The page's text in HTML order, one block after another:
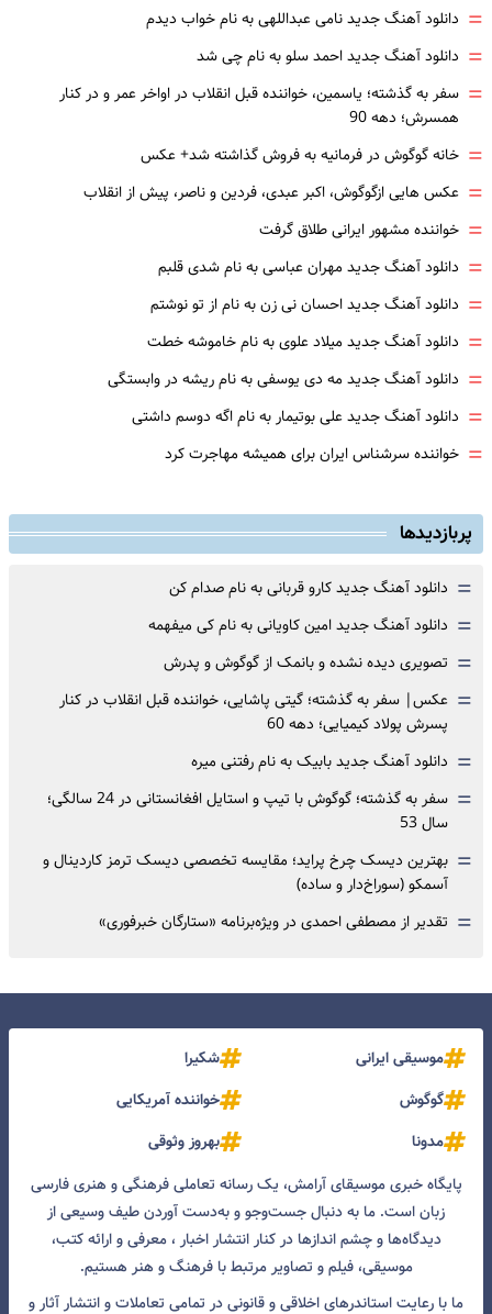
= دانلود آهنگ جدید نامی عبداللهی به نام خواب دیدم
= دانلود آهنگ جدید احمد سلو به نام چی شد
= سفر به گذشته؛ یاسمین، خواننده قبل انقلاب در اواخر عمر و در کنار
همسرش؛ دهه 90
= خانه گوگوش در فرمانیه به فروش گذاشته شد+ عکس
= عکس هایی ازگوگوش، اکبر عبدی، فردین و ناصر، پیش از انقلاب
= خواننده مشهور ایرانی طلاق گرفت
= دانلود آهنگ جدید مهران عباسی به نام شدی قلبم
= دانلود آهنگ جدید احسان نی زن به نام از تو نوشتم
= دانلود آهنگ جدید میلاد علوی به نام خاموشه خطت
= دانلود آهنگ جدید مه دی یوسفی به نام ریشه در وابستگی
= دانلود آهنگ جدید علی بوتیمار به نام اگه دوسم داشتی
= خواننده سرشناس ایران برای همیشه مهاجرت کرد
پربازدیدها
= دانلود آهنگ جدید کارو قربانی به نام صدام کن
= دانلود آهنگ جدید امین کاویانی به نام کی میفهمه
= تصویری دیده نشده و بانمک از گوگوش و پدرش
= عکس| سفر به گذشته؛ گیتی پاشایی، خواننده قبل انقلاب در کنار
پسرش پولاد کیمیایی؛ دهه 60
= دانلود آهنگ جدید بابیک به نام رفتنی میره
=
سفر به گذشته؛ گوگوش با تیپ و استایل افغانستانی در 24 سالگی؛
سال 53
= بهترین دیسک چرخ پراید؛ مقایسه تخصصی دیسک ترمز کاردینال و
آسمکو (سوراخ‌دار و ساده)
= تقدیر از مصطفی احمدی در ویژه‌برنامه «ستارگان خبرفوری»
موسیقی ایرانی
شکیرا
گوگوش
خواننده آمریکایی
مدونا
بهروز وثوقی
پایگاه خبری موسیقای آرامش، یک رسانه تعاملی فرهنگی و هنری فارسی
زبان است. ما به دنبال جست‌و‌جو و به‌دست آوردن طیف وسیعی از
دیدگاه‌ها و چشم انداز‌ها در کنار انتشار اخبار ، معرفی و ارائه کتب،
موسیقی، فیلم و تصاویر مرتبط با فرهنگ و هنر هستیم.
ما با رعایت استاندرهای اخلاقی و قانونی در تمامی تعاملات و انتشار آثار و